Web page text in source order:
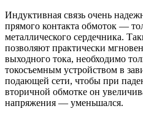
Индуктивная связь очень
прямого контакта обмоток —
металлического сердечника.
позволяют практически
выходного тока, необходимо
токосъемным устройством в
подающей сети, чтобы при
вторичной обмотке он
напряжения — уменьшался.